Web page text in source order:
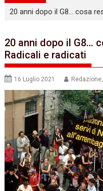
20 anni dopo il G8… cosa
20 anni dopo il G8…
Radicali e radicati
16 Luglio 2021